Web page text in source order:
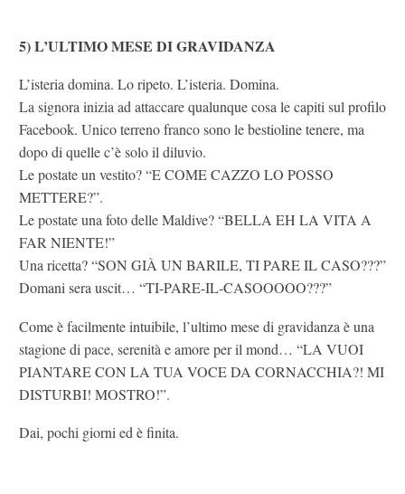
5) L’ULTIMO MESE DI GRAVIDANZA
L’isteria domina. Lo ripeto. L’isteria. Domina.
La signora inizia ad attaccare qualunque cosa le capiti sul profilo
Facebook. Unico terreno franco sono le bestioline tenere, ma
dopo di quelle c’è solo il diluvio.
Le postate un vestito? “E COME CAZZO LO POSSO
METTERE?”.
Le postate una foto delle Maldive? “BELLA EH LA VITA A
FAR NIENTE!”
Una ricetta? “SON GIÀ UN BARILE, TI PARE IL CASO???”
Domani sera uscit… “TI-PARE-IL-CASOOOOO???”
Come è facilmente intuibile, l’ultimo mese di gravidanza è una
stagione di pace, serenità e amore per il mond… “LA VUOI
PIANTARE CON LA TUA VOCE DA CORNACCHIA?! MI
DISTURBI! MOSTRO!”.
Dai, pochi giorni ed è finita.